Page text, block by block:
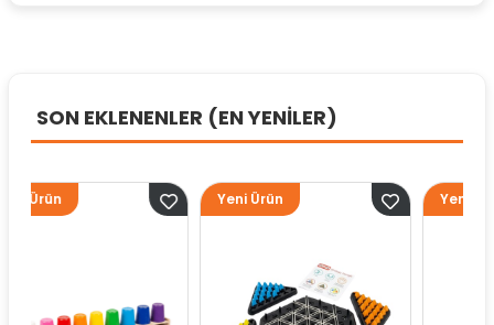
SON EKLENENLER (EN YENİLER)
Yeni Ürün Yeni Ürün